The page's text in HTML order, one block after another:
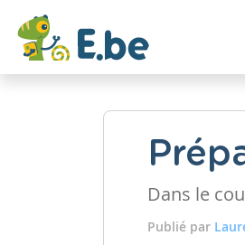
Dans le
Publié par